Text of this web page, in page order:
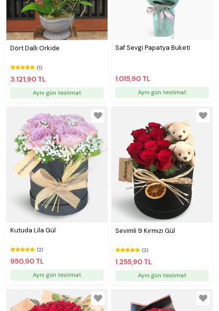
Dört Dallı Orkide
(1)
3.121,90 TL
Aynı gün teslimat
Saf Sevgi Papatya Buketi
1.015,90 TL
Aynı gün teslimat
Kutuda Lila Gül
(2)
950,90 TL
Aynı gün teslimat
Sevimli 9 Kırmızı Gül
(2)
1.255,90 TL
Aynı gün teslimat